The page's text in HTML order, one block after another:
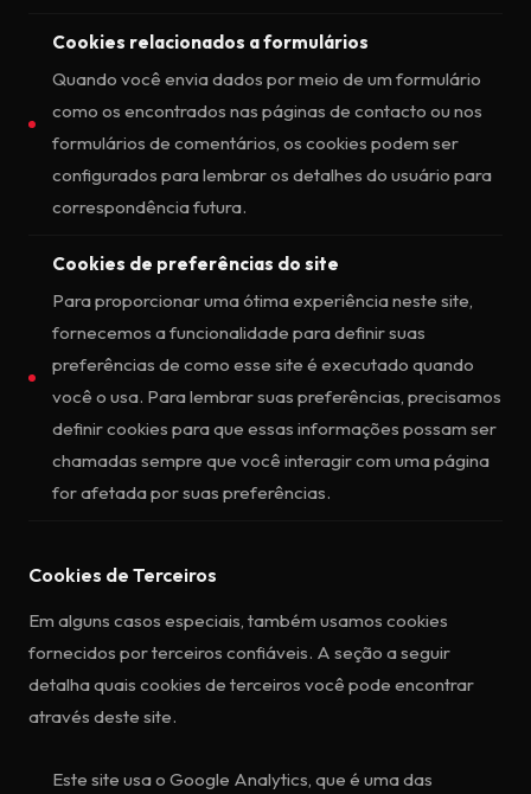
Cookies relacionados a formulários
Quando você envia dados por meio de um formulário
como os encontrados nas páginas de contacto ou nos
formulários de comentários, os cookies podem ser
configurados para lembrar os detalhes do usuário para
correspondência futura.
Cookies de preferências do site
Para proporcionar uma ótima experiência neste site,
fornecemos a funcionalidade para definir suas
preferências de como esse site é executado quando
você o usa. Para lembrar suas preferências, precisamos
definir cookies para que essas informações possam ser
chamadas sempre que você interagir com uma página
for afetada por suas preferências.
Cookies de Terceiros
Em alguns casos especiais, também usamos cookies
fornecidos por terceiros confiáveis. A seção a seguir
detalha quais cookies de terceiros você pode encontrar
através deste site.
Este site usa o Google Analytics, que é uma das